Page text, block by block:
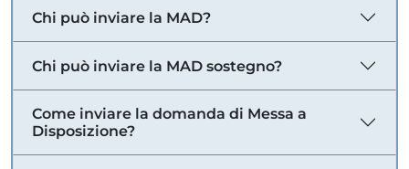
Chi può inviare la MAD?
Chi può inviare la MAD sostegno?
Come inviare la domanda di Messa a
Disposizione?